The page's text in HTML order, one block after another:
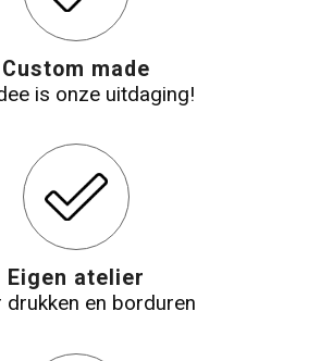
Custom made
is onze uitdaging!
Eigen atelier
drukken en borduren